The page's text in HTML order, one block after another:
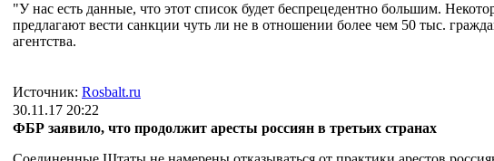
"У нас есть данные, что этот список будет беспрецедентно большим.
предлагают вести санкции чуть ли не в отношении более чем 50 тыс.
агентства.
Источник: Rosbalt.ru
30.11.17 20:22
ФБР заявило, что продолжит аресты россиян в третьих странах